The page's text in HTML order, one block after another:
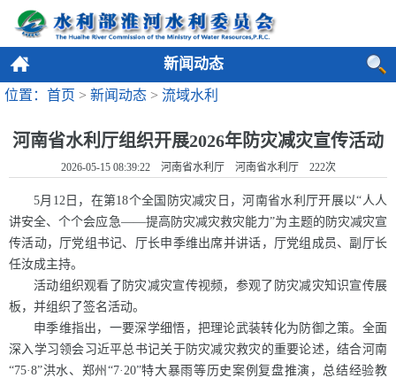
新闻动态
位置：首页 > 新闻动态 > 流域水利
河南省水利厅组织开展2026年防灾减灾宣传活动
2026-05-15 08:39:22 河南省水利厅 河南省水利厅 222次
5月12日，在第18个全国防灾减灾日，河南省水利厅开展以“人人
讲安全、个个会应急——提高防灾减灾救灾能力”为主题的防灾减灾宣
传活动，厅党组书记、厅长申季维出席并讲话，厅党组成员、副厅长
任汝成主持。
活动组织观看了防灾减灾宣传视频，参观了防灾减灾知识宣传展
板，并组织了签名活动。
申季维指出，一要深学细悟，把理论武装转化为防御之策。全面
深入学习领会习近平总书记关于防灾减灾救灾的重要论述，结合河南
“75·8”洪水、郑州“7·20”特大暴雨等历史案例复盘推演，总结经验教